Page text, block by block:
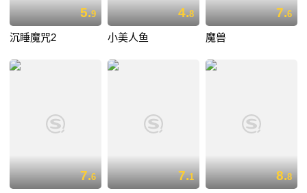
5.9
沉睡魔咒2
4.8
小美人鱼
7.6
魔兽
7.6 7.1 8.8